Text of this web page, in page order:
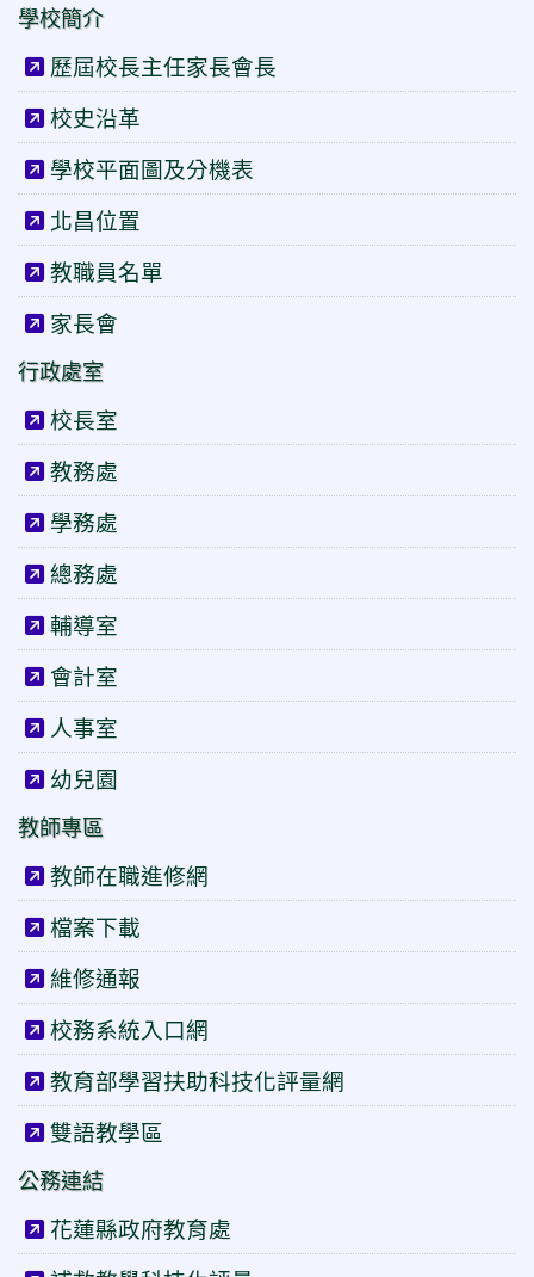
學校簡介
歷屆校長主任家長會長
校史沿革
學校平面圖及分機表
北昌位置
教職員名單
家長會
行政處室
校長室
教務處
學務處
總務處
輔導室
會計室
人事室
幼兒園
教師專區
教師在職進修網
檔案下載
維修通報
校務系統入口網
教育部學習扶助科技化評量網
雙語教學區
公務連結
花蓮縣政府教育處